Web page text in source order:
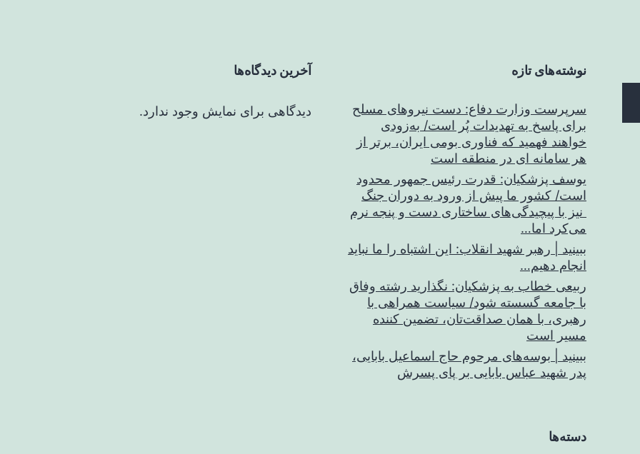
نوشته‌های تازه
سرپرست وزارت دفاع: دست نیروهای مسلح
برای پاسخ به تهدیدات پُر است/ به‌زودی
خواهند فهمید که فناوری بومی ایران، برتر از
هر سامانه ای در منطقه است
یوسف پزشکیان: قدرت رئیس‌ جمهور محدود
است/ کشور ما پیش از ورود به دوران جنگ
نیز با پیچیدگی‌های ساختاری دست و پنجه نرم
می‌کرد اما…
ببینید | رهبر شهید انقلاب: این اشتباه را ما نباید
انجام دهیم…
ربیعی خطاب به پزشکیان: نگذارید رشته وفاق
با جامعه گسسته شود/ سیاست همراهی با
رهبری، با همان صداقت‌تان، تضمین کننده
مسیر است
ببینید | بوسه‌های مرحوم حاج اسماعیل بابایی،
پدر شهید عباس بابایی بر پای پسرش
آخرین دیدگاه‌ها
دیدگاهی برای نمایش وجود ندارد.
دسته‌ها